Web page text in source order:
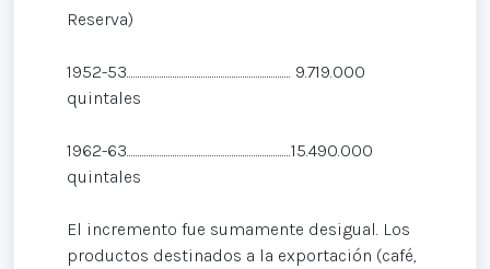
Reserva)
1952-53........................................................................... 9.719.000
quintales
1962-63...........................................................................15.490.000
quintales
El incremento fue sumamente desigual. Los
productos destinados a la exportación (café,